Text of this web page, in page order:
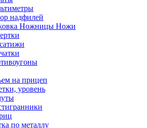
надфилей
Ножницы Ножи
на прицеп
уровень
по металлу